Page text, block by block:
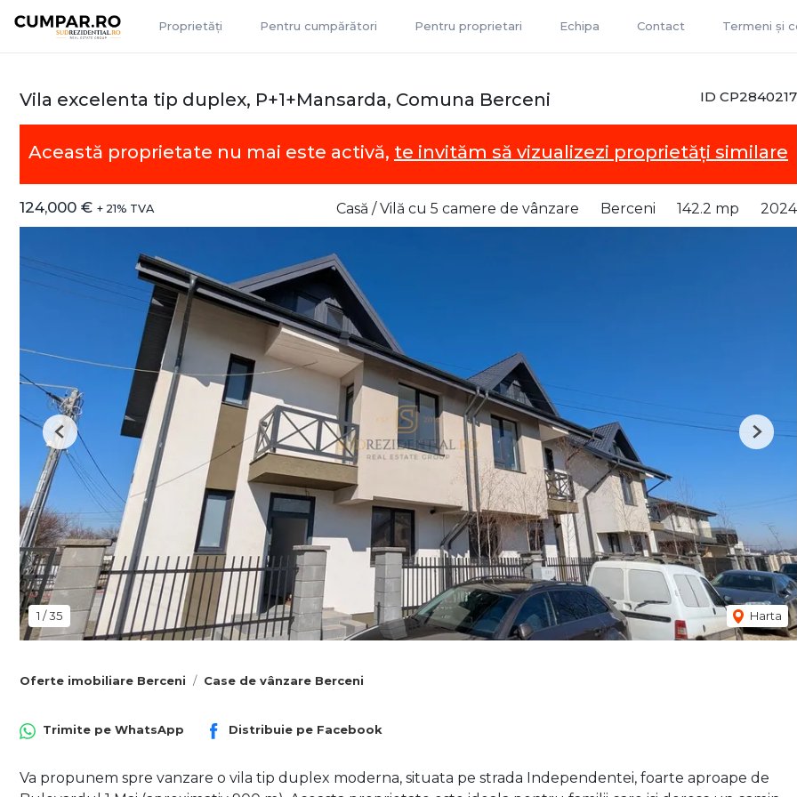
Proprietăți Pentru cumpărători Pentru proprietari Echipa Contact Termeni și
ID CP2840217
Vila excelenta tip duplex, P+1+Mansarda, Comuna Berceni
Această proprietate nu mai este activă, te invităm să vizualizezi proprietăți similare
124,000 € + 21% TVA Casă / Vilă cu 5 camere de vânzare Berceni 142.2 mp 2024
1 /35 Harta
Previous Next
Oferte imobiliare Berceni Case de vânzare Berceni
Trimite pe WhatsApp Distribuie pe Facebook
Va propunem spre vanzare o vila tip duplex moderna, situata pe strada Independentei, foarte aproape de